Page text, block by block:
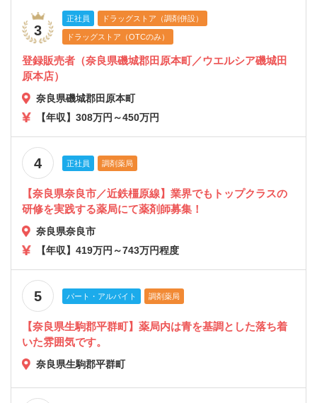
3
正社員 ドラッグストア（調剤併設）
ドラッグストア（OTCのみ）
登録販売者（奈良県磯城郡田原本町／ウエルシア磯城田
原本店）
奈良県磯城郡田原本町
【年収】308万円～450万円
4 正社員 調剤薬局
【奈良県奈良市／近鉄橿原線】業界でもトップクラスの
研修を実践する薬局にて薬剤師募集！
奈良県奈良市
【年収】419万円～743万円程度
5 パート・アルバイト 調剤薬局
【奈良県生駒郡平群町】薬局内は青を基調とした落ち着
いた雰囲気です。
奈良県生駒郡平群町